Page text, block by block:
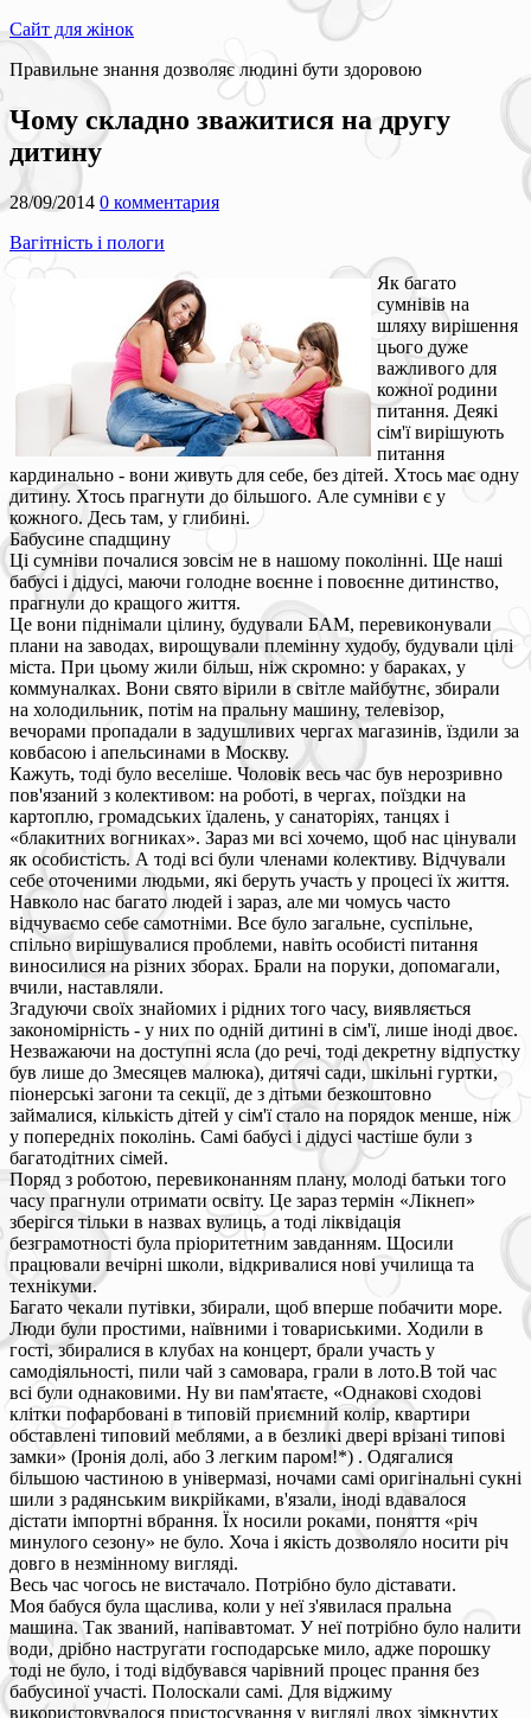
Сайт для жінок
Правильне знання дозволяє людині бути здоровою
Чому складно зважитися на другу
дитину
28/09/2014 0 комментария
Вагітність і пологи
Як багато
сумнівів на
шляху вирішення
цього дуже
важливого для
кожної родини
питання. Деякі
сім'ї вирішують
питання
кардинально - вони живуть для себе, без дітей. Хтось має одну
дитину. Хтось прагнути до більшого. Але сумніви є у
кожного. Десь там, у глибині.
Бабусине спадщину
Ці сумніви почалися зовсім не в нашому поколінні. Ще наші
бабусі і дідусі, маючи голодне воєнне і повоєнне дитинство,
прагнули до кращого життя.
Це вони піднімали цілину, будували БАМ, перевиконували
плани на заводах, вирощували племінну худобу, будували цілі
міста. При цьому жили більш, ніж скромно: у бараках, у
коммуналках. Вони свято вірили в світле майбутнє, збирали
на холодильник, потім на пральну машину, телевізор,
вечорами пропадали в задушливих чергах магазинів, їздили за
ковбасою і апельсинами в Москву.
Кажуть, тоді було веселіше. Чоловік весь час був нерозривно
пов'язаний з колективом: на роботі, в чергах, поїздки на
картоплю, громадських їдалень, у санаторіях, танцях і
«блакитних вогниках». Зараз ми всі хочемо, щоб нас цінували
як особистість. А тоді всі були членами колективу. Відчували
себе оточеними людьми, які беруть участь у процесі їх життя.
Навколо нас багато людей і зараз, але ми чомусь часто
відчуваємо себе самотніми. Все було загальне, суспільне,
спільно вирішувалися проблеми, навіть особисті питання
виносилися на різних зборах. Брали на поруки, допомагали,
вчили, наставляли.
Згадуючи своїх знайомих і рідних того часу, виявляється
закономірність - у них по одній дитині в сім'ї, лише іноді двоє.
Незважаючи на доступні ясла (до речі, тоді декретну відпустку
був лише до 3месяцев малюка), дитячі сади, шкільні гуртки,
піонерські загони та секції, де з дітьми безкоштовно
займалися, кількість дітей у сім'ї стало на порядок менше, ніж
у попередніх поколінь. Самі бабусі і дідусі частіше були з
багатодітних сімей.
Поряд з роботою, перевиконанням плану, молоді батьки того
часу прагнули отримати освіту. Це зараз термін «Лікнеп»
зберігся тільки в назвах вулиць, а тоді ліквідація
безграмотності була пріоритетним завданням. Щосили
працювали вечірні школи, відкривалися нові училища та
технікуми.
Багато чекали путівки, збирали, щоб вперше побачити море.
Люди були простими, наївними і товариськими. Ходили в
гості, збиралися в клубах на концерт, брали участь у
самодіяльності, пили чай з самовара, грали в лото.В той час
всі були однаковими. Ну ви пам'ятаєте, «Однакові сходові
клітки пофарбовані в типовій приємний колір, квартири
обставлені типовий меблями, а в безликі двері врізані типові
замки» (Іронія долі, або З легким паром!*) . Одягалися
більшою частиною в універмазі, ночами самі оригінальні сукні
шили з радянським викрійками, в'язали, іноді вдавалося
дістати імпортні вбрання. Їх носили роками, поняття «річ
минулого сезону» не було. Хоча і якість дозволяло носити річ
довго в незмінному вигляді.
Весь час чогось не вистачало. Потрібно було діставати.
Моя бабуся була щаслива, коли у неї з'явилася пральна
машина. Так званий, напівавтомат. У неї потрібно було налити
води, дрібно настругати господарське мило, адже порошку
тоді не було, і тоді відбувався чарівний процес прання без
бабусиної участі. Полоскали самі. Для віджиму
використовувалося пристосування у вигляді двох зімкнутих